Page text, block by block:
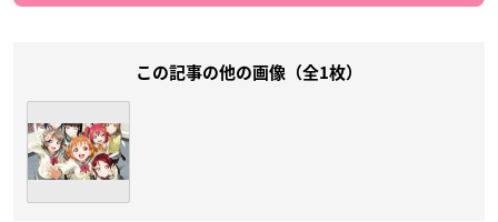
この記事の他の画像（全1枚）